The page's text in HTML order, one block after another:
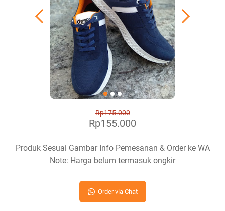
Rp175.000
Rp155.000
Produk Sesuai Gambar Info Pemesanan & Order ke WA
Note: Harga belum termasuk ongkir
Order via Chat